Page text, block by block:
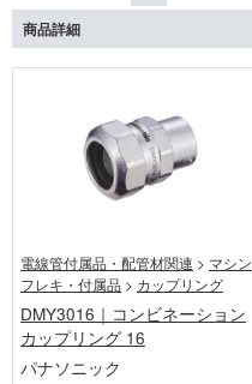
商品詳細
電線管付属品・配管材関連 > マシン
フレキ・付属品 > カップリング
DMY3016｜コンビネーション
カップリング 16
パナソニック